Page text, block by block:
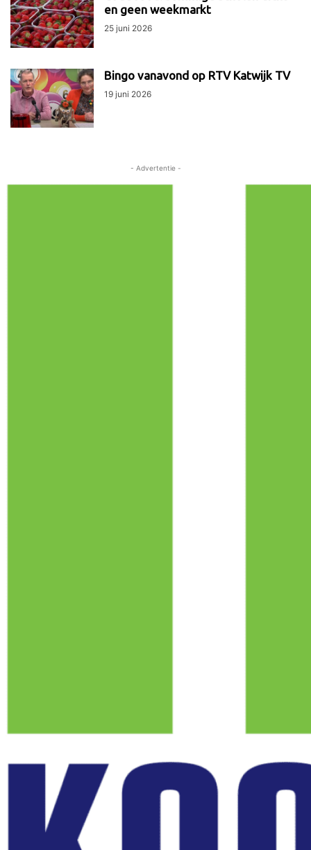
en geen weekmarkt
25 juni 2026
Bingo vanavond op RTV Katwijk TV
19 juni 2026
- Advertentie -